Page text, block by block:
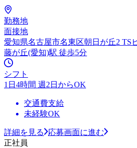
勤務地
面接地
愛知県名古屋市名東区朝日が丘2 TS
藤が丘(愛知)駅 徒歩5分
シフト
1日4時間 週2日からOK
交通費支給
未経験OK
詳細を見る
応募画面に進む
正社員